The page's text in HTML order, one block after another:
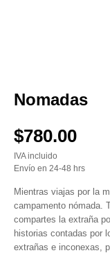
Nomadas
$780.00
IVA incluido
Envío en 24-48 hrs
Mientras viajas por la
campamento nómada.
compartes la extraña
historias contadas por
extrañas e inconexas,